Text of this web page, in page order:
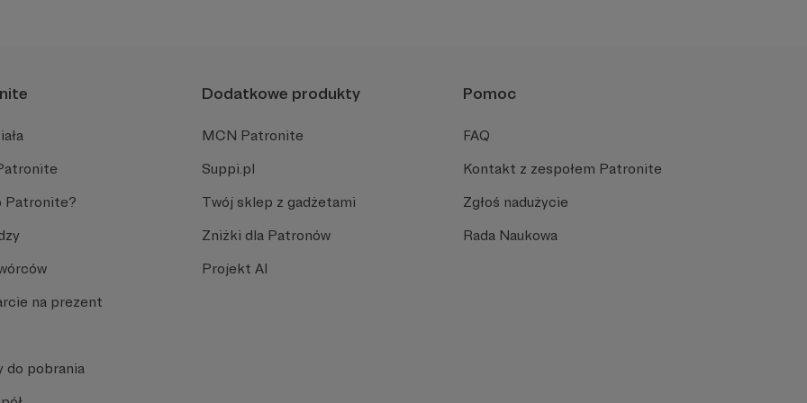
Patronite?
na prezent
do pobrania
Dodatkowe produkty
MCN Patronite
Suppi.pl
Twój sklep z gadżetami
Zniżki dla Patronów
Projekt AI
Pomoc
FAQ
Kontakt z zespołem Patronite
Zgłoś nadużycie
Rada Naukowa